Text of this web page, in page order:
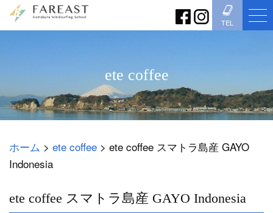
TEL
ete coffee
ホーム > ete coffee > ete coffee スマトラ島産 GAYO
Indonesia
ete coffee スマトラ島産 GAYO Indonesia